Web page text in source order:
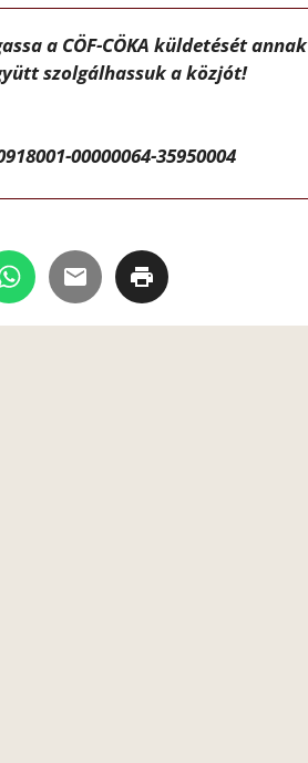
a CÖF-CÖKA küldetését annak
szolgálhassuk a közjót!
00000064-35950004